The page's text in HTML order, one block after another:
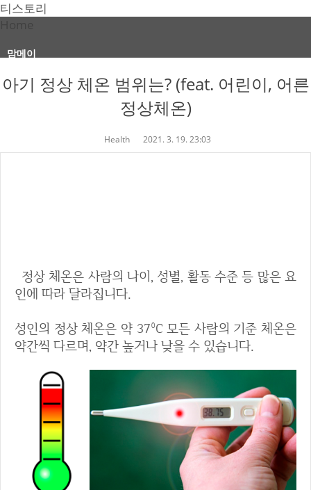
티스토리
맘메이
아기 정상 체온 범위는? (feat. 어린이, 어른
정상체온)
Health 2021. 3. 19. 23:03
정상 체온은 사람의 나이, 성별, 활동 수준 등 많은 요
인에 따라 달라집니다.
성인의 정상 체온은 약 37°C 모든 사람의 기준 체온은
약간씩 다르며, 약간 높거나 낮을 수 있습니다.